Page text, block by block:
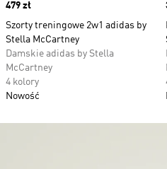
Price
479 zł
Szorty treningowe 2w1 adidas by
Stella McCartney
Damskie adidas by Stella
McCartney
4 kolory
Nowość